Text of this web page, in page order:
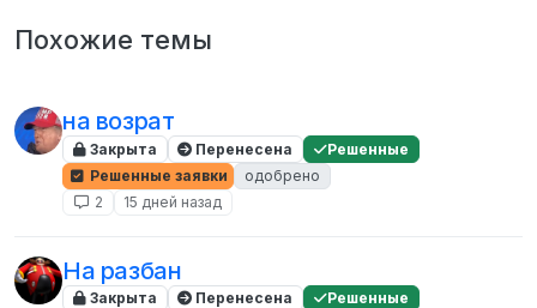
Похожие темы
на возрат
Закрыта Перенесена
Решенные
Решенные заявки
одобрено
2
15 дней назад
На разбан
Закрыта Перенесена
Решенные